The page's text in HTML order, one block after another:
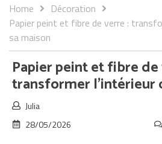
Home
Décoration
Papier peint et fibre de verre :
sa maison
Papier peint et fibre de
transformer l’intérieur
Julia
28/05/2026